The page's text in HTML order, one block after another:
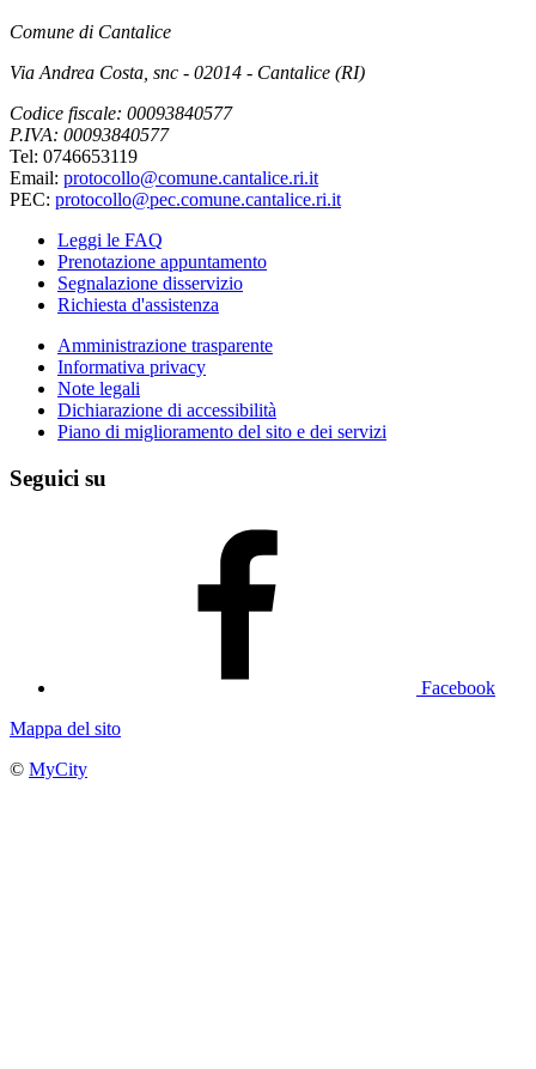
Comune di Cantalice
Via Andrea Costa, snc - 02014 - Cantalice (RI)
Codice fiscale: 00093840577
P.IVA: 00093840577
Tel: 0746653119
Email: protocollo@comune.cantalice.ri.it
PEC: protocollo@pec.comune.cantalice.ri.it
Leggi le FAQ
Prenotazione appuntamento
Segnalazione disservizio
Richiesta d'assistenza
Amministrazione trasparente
Informativa privacy
Note legali
Dichiarazione di accessibilità
Piano di miglioramento del sito e dei servizi
Seguici su
Facebook
Mappa del sito
© MyCity